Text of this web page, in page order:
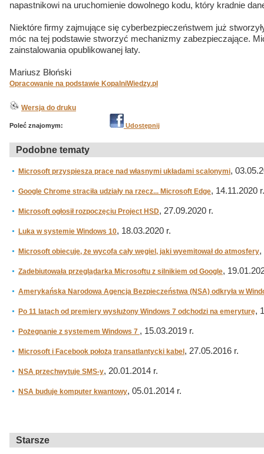
napastnikowi na uruchomienie dowolnego kodu, który kradnie
Niektóre firmy zajmujące się cyberbezpieczeństwem już
móc na tej podstawie stworzyć mechanizmy zabezpieczające.
zainstalowania opublikowanej łaty.
Mariusz Błoński
Opracowanie na podstawie KopalniWiedzy.pl
Wersja do druku
Poleć znajomym: Udostępnij
Podobne tematy
Microsoft przyspiesza prace nad własnymi układami scalonymi,
Google Chrome straciła udziały na rzecz... Microsoft Edge, 14.11.2020 r.
Microsoft ogłosił rozpoczęciu Project HSD, 27.09.2020 r.
Luka w systemie Windows 10, 18.03.2020 r.
Microsoft obiecuje, że wycofa cały węgiel, jaki wyemitował do atmosfery,
Zadebiutowała przeglądarka Microsoftu z silnikiem od Google,
Amerykańska Narodowa Agencja Bezpieczeństwa (NSA) odkryła w
Po 11 latach od premiery wysłużony Windows 7 odchodzi na emeryturę,
Pożegnanie z systemem Windows 7 , 15.03.2019 r.
Microsoft i Facebook położą transatlantycki kabel , 27.05.2016 r.
NSA przechwytuje SMS-y, 20.01.2014 r.
NSA buduje komputer kwantowy, 05.01.2014 r.
Starsze